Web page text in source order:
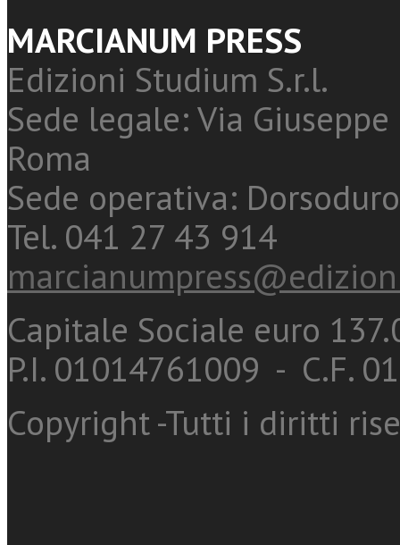
MARCIANUM PRESS
Edizioni Studium S.r.l.
Sede legale: Via
Roma
Sede operativa:
Tel. 041 27 43 914
Capitale Sociale euro
P.I. 01014761009 - C.F.
Copyright -Tutti i diritti